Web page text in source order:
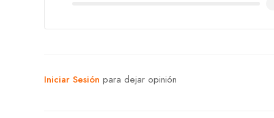
Iniciar Sesión para dejar opinión